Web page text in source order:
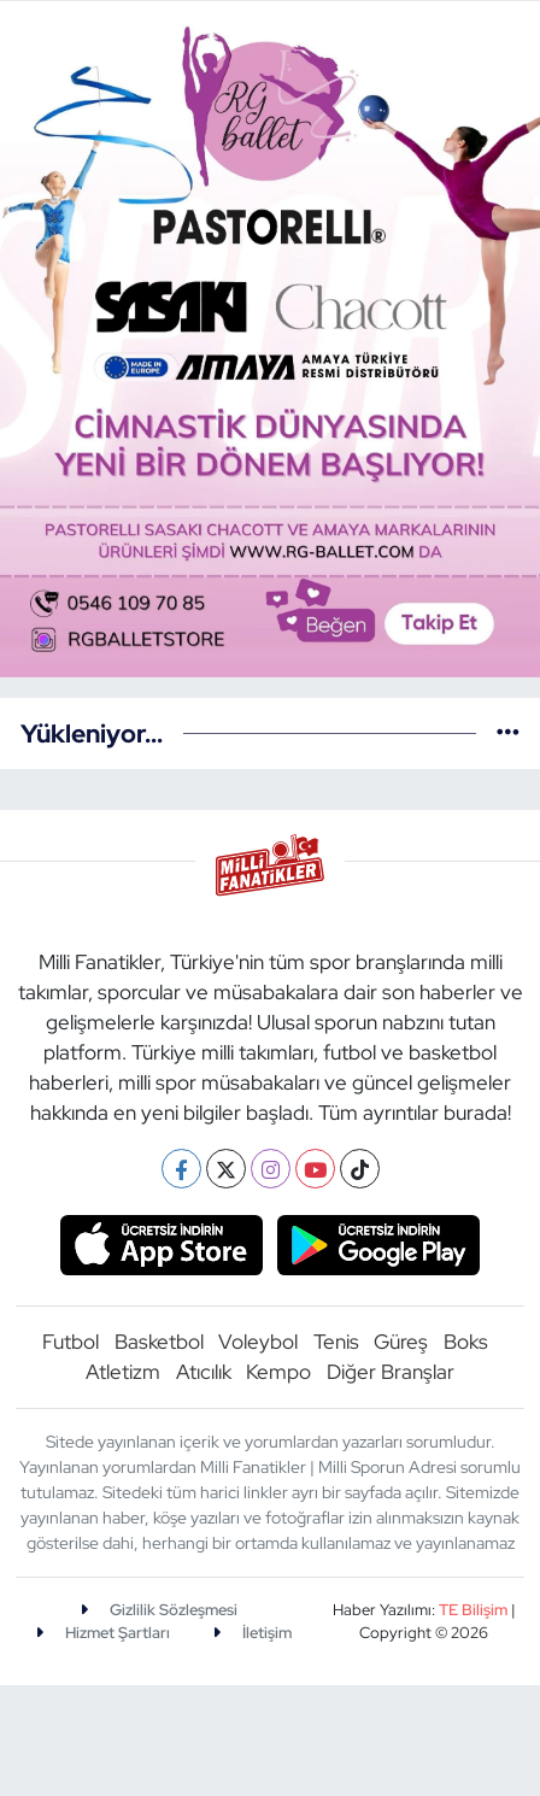
Yükleniyor...
Milli Fanatikler, Türkiye'nin tüm spor branşlarında milli
takımlar, sporcular ve müsabakalara dair son haberler ve
gelişmelerle karşınızda! Ulusal sporun nabzını tutan
platform. Türkiye milli takımları, futbol ve basketbol
haberleri, milli spor müsabakaları ve güncel gelişmeler
hakkında en yeni bilgiler başladı. Tüm ayrıntılar burada!
Futbol Basketbol Voleybol Tenis Güreş
Boks
Atletizm
Atıcılık Kempo Diğer Branşlar
Sitede yayınlanan içerik ve yorumlardan yazarları sorumludur.
Yayınlanan yorumlardan Milli Fanatikler | Milli Sporun Adresi sorumlu
tutulamaz. Sitedeki tüm harici linkler ayrı bir sayfada açılır. Sitemizde
yayınlanan haber, köşe yazıları ve fotoğraflar izin alınmaksızın kaynak
gösterilse dahi, herhangi bir ortamda kullanılamaz ve yayınlanamaz
Gizlilik Sözleşmesi
Hizmet Şartları
İletişim
Haber Yazılımı:TE Bilişim|
Copyright © 2026